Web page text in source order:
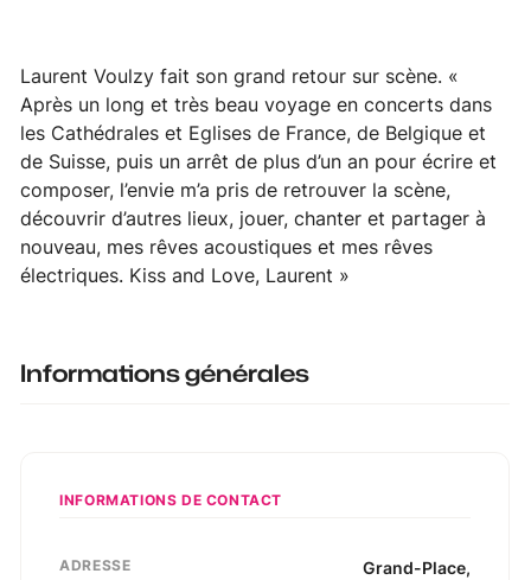
Laurent Voulzy fait son grand retour sur scène. «
Après un long et très beau voyage en concerts dans
les Cathédrales et Eglises de France, de Belgique et
de Suisse, puis un arrêt de plus d’un an pour écrire et
composer, l’envie m’a pris de retrouver la scène,
découvrir d’autres lieux, jouer, chanter et partager à
nouveau, mes rêves acoustiques et mes rêves
électriques. Kiss and Love, Laurent »
Informations générales
INFORMATIONS DE CONTACT
ADRESSE Grand-Place,